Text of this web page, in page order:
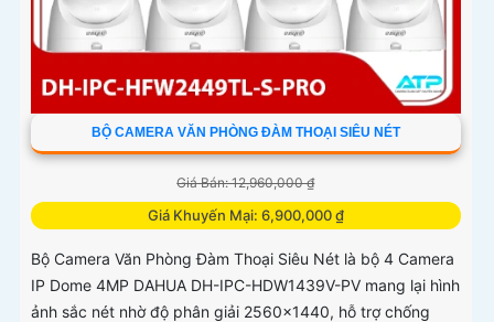
BỘ CAMERA VĂN PHÒNG ĐÀM THOẠI SIÊU NÉT
Giá Bán: 12,960,000 ₫
Giá Khuyến Mại: 6,900,000 ₫
Bộ Camera Văn Phòng Đàm Thoại Siêu Nét là bộ 4 Camera
IP Dome 4MP DAHUA DH-IPC-HDW1439V-PV mang lại hình
ảnh sắc nét nhờ độ phân giải 2560×1440, hỗ trợ chống